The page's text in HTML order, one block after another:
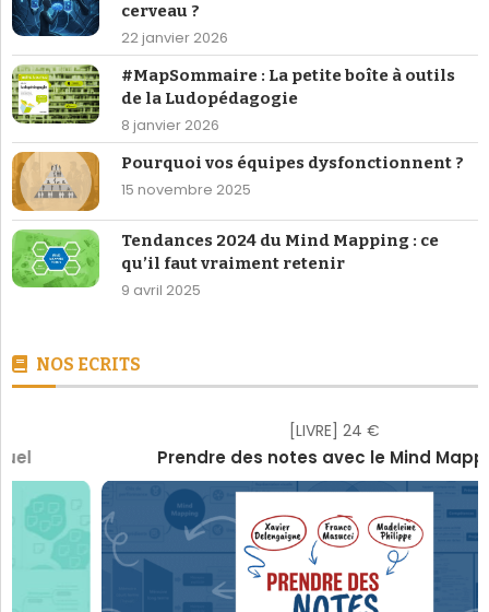
cerveau ?
22 janvier 2026
#MapSommaire : La petite boîte à outils
de la Ludopédagogie
8 janvier 2026
Pourquoi vos équipes dysfonctionnent ?
15 novembre 2025
Tendances 2024 du Mind Mapping : ce
qu’il faut vraiment retenir
9 avril 2025
NOS ECRITS
[LIVRE] 24 €
Prendre des notes avec le Mind Mapping